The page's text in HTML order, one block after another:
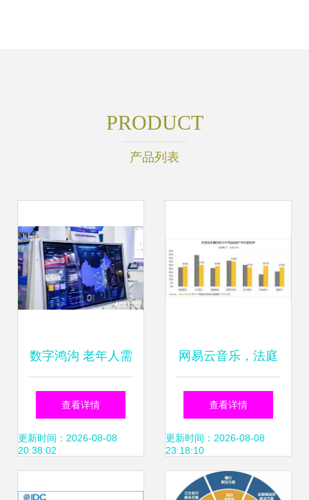
PRODUCT
产品列表
数字鸿沟 老年人需
要的是一部智能手
机和关怀陪伴
查看详情
更新时间：2026-08-08
20:38:02
网易云音乐，法庭
见 用户数据权利的
边界与互联网服务
的责任
查看详情
更新时间：2026-08-08
23:18:10